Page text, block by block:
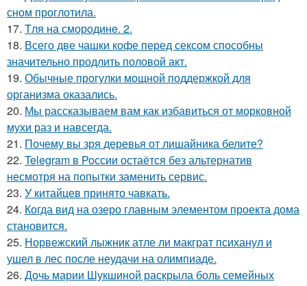
сном проглотила.
17. Tля на сморoдинe. 2.
18. Всего две чашки кофе перед сексом способны
значительно продлить половой акт.
19. Обычные прогулки мощной поддержкой для
организма оказались.
20. Мы рассказываем вам как избавиться от морковной
мухи раз и навсегда.
21. Почему вы зря деревья от лишайника белите?
22. Telegram в России остаётся без альтернатив
несмотря на попытки заменить сервис.
23. У китайцев принято чавкать.
24. Когда вид на озеро главным элементом проекта дома
становится.
25. Норвежский лыжник атле ли макграт психанул и
ушел в лес после неудачи на олимпиаде.
26. Дочь марии Шукшиной раскрыла боль семейных